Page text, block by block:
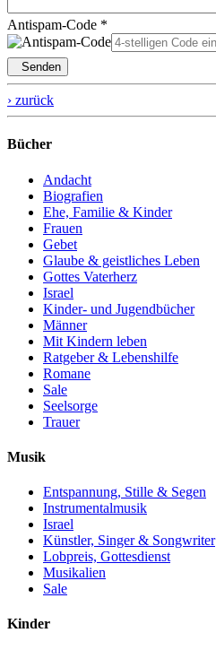
Antispam-Code *
Senden
› zurück
Bücher
Andacht
Biografien
Ehe, Familie & Kinder
Frauen
Gebet
Glaube & geistliches Leben
Gottes Vaterherz
Israel
Kinder- und Jugendbücher
Männer
Mit Kindern leben
Ratgeber & Lebenshilfe
Romane
Sale
Seelsorge
Trauer
Musik
Entspannung, Stille & Segen
Instrumentalmusik
Israel
Künstler, Singer & Songwriter
Lobpreis, Gottesdienst
Musikalien
Sale
Kinder